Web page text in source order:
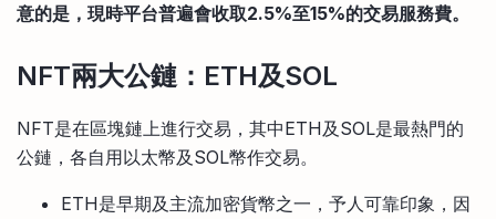
意的是，現時平台普遍會收取2.5%至15%的交易服務費。
NFT兩大公鏈：ETH及SOL
NFT是在區塊鏈上進行交易，其中ETH及SOL是最熱門的
公鏈，各自用以太幣及SOL幣作交易。
ETH是早期及主流加密貨幣之一，予人可靠印象，因